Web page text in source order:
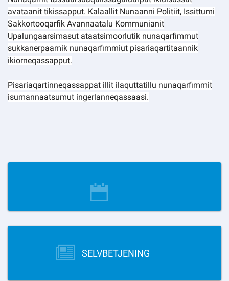
avataanit tikissapput. Kalaallit Nunaanni Politiit, Issittumi
Sakkortooqarfik Avannaatalu Kommunianit
Upalungaarsimasut ataatsimoorlutik nunaqarfimmut
sukkanerpaamik nunaqarfimmiut pisariaqartitaannik
ikiorneqassapput.
Pisariaqartinneqassappat illit ilaquttatillu nunaqarfimmit
isumannaatsumut ingerlanneqassaasi.
SELVBETJENING